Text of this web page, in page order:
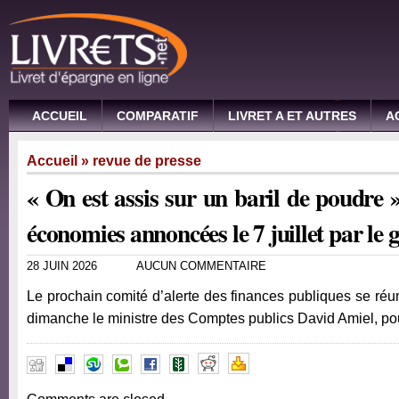
ACCUEIL COMPARATIF LIVRET A ET AUTRES
Accueil » revue de presse
« On est assis sur un baril de poudre
économies annoncées le 7 juillet par le
28 JUIN 2026 AUCUN COMMENTAIRE
Le prochain comité d’alerte des finances publiques se
dimanche le ministre des Comptes publics David Amiel,